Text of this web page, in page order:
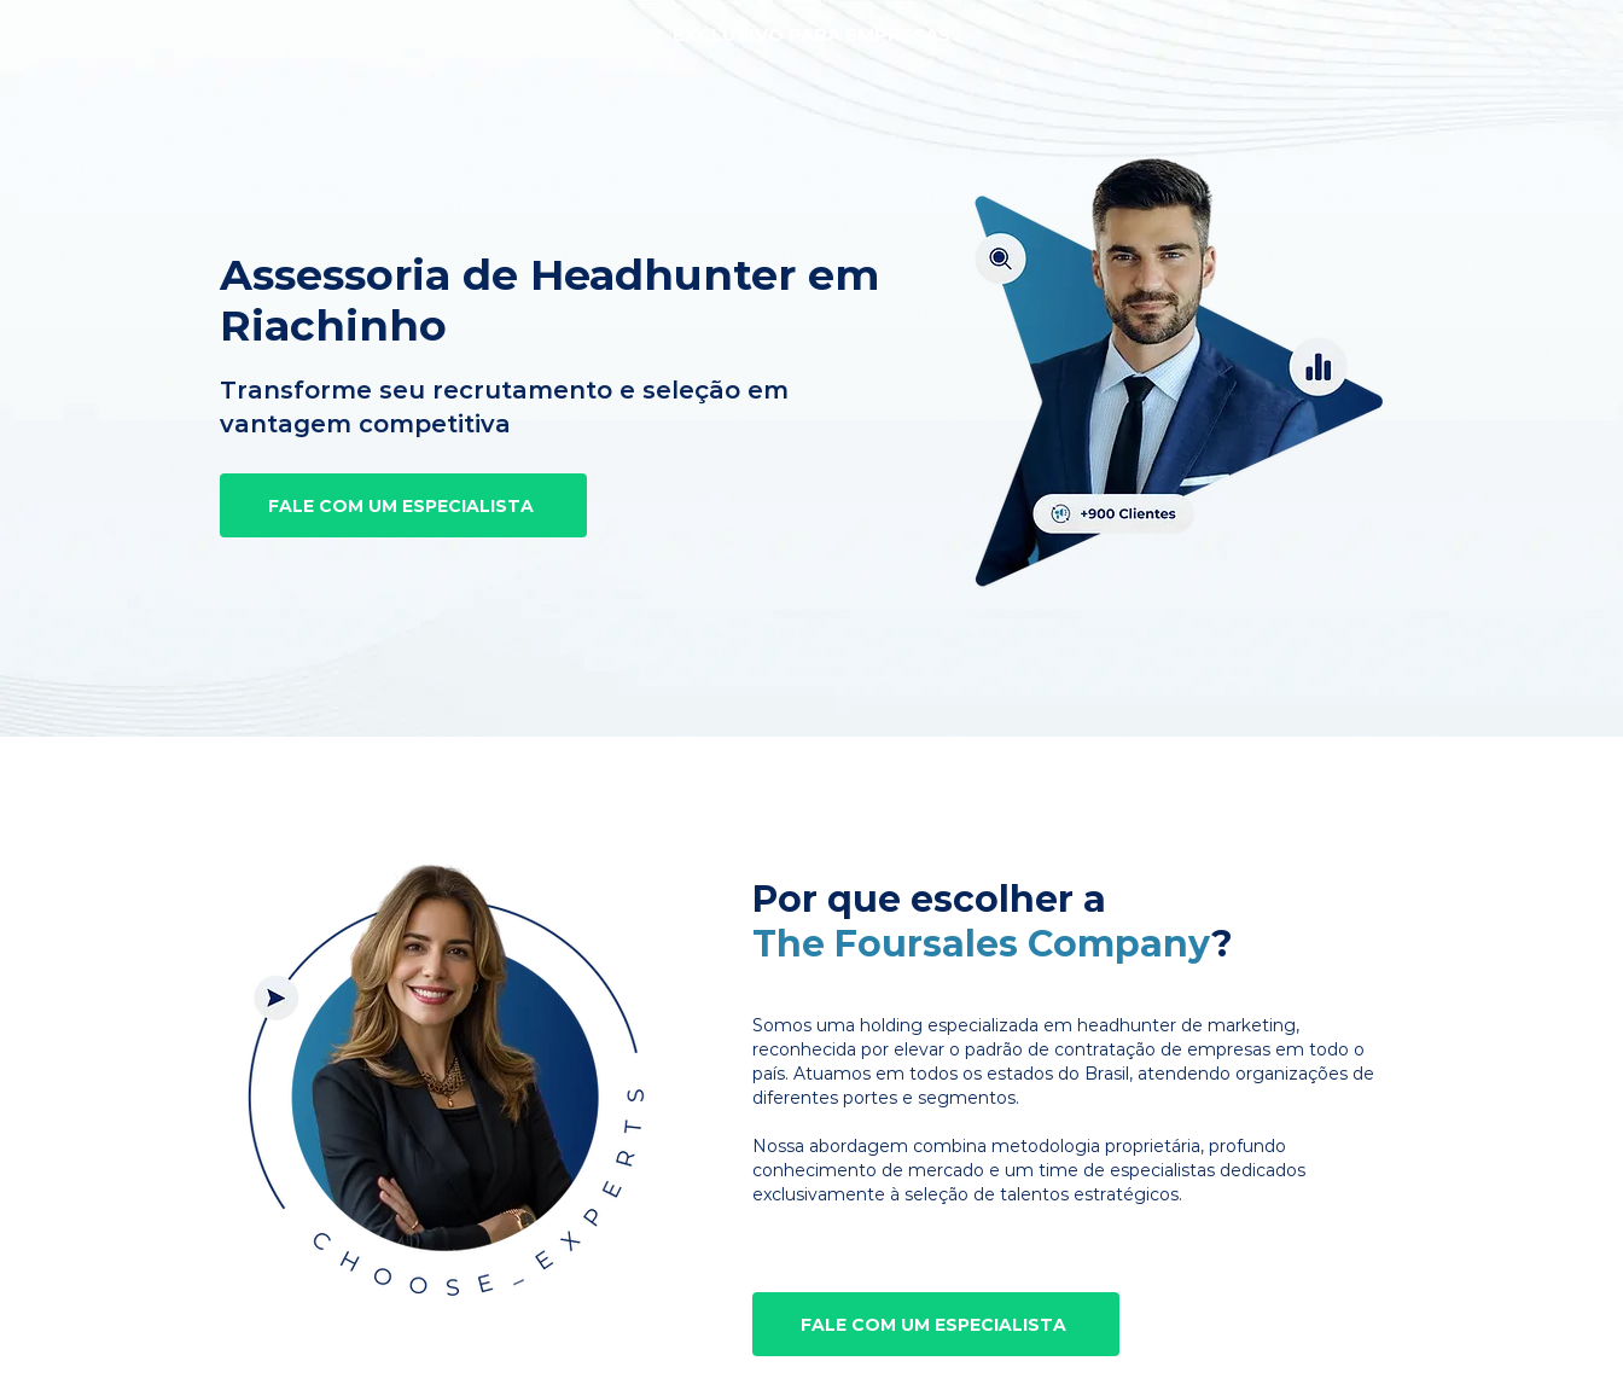
Assessoria de Headhunter em
Riachinho
Transforme seu recrutamento e seleção em
vantagem competitiva
FALE COM UM ESPECIALISTA
Por que escolher a
The Foursales Company?
Somos uma holding especializada em headhunter de marketing,
reconhecida por elevar o padrão de contratação de empresas em todo o
país. Atuamos em todos os estados do Brasil, atendendo organizações de
diferentes portes e segmentos.
Nossa abordagem combina metodologia proprietária, profundo
conhecimento de mercado e um time de especialistas dedicados
exclusivamente à seleção de talentos estratégicos.
FALE COM UM ESPECIALISTA